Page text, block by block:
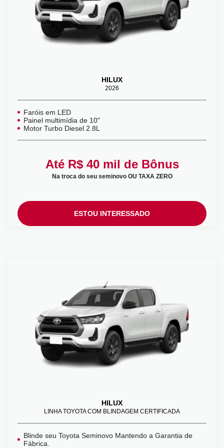
HILUX
­­­­­ㅤ2026
Faróis em LED
Painel multimídia de 10"
Motor Turbo Diesel 2.8L
Até R$ 40 mil de Bônus
Na troca do seu seminovo OU TAXA ZERO
ESTOU INTERESSADO
HILUX
LINHA TOYOTA COM BLINDAGEM CERTIFICADA
Blinde seu Toyota Seminovo Mantendo a Garantia de
Fábrica.